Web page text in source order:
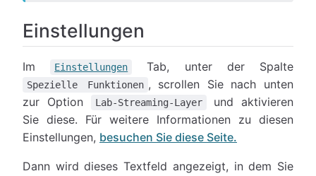
Einstellungen
Im Einstellungen Tab, unter der Spalte
Spezielle Funktionen , scrollen Sie nach unten
zur Option
Lab-Streaming-Layer
und aktivieren
Sie diese. Für weitere Informationen zu diesen
Einstellungen, besuchen Sie diese Seite.
Dann wird dieses Textfeld angezeigt, in dem Sie